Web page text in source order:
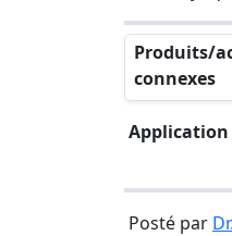
Produits/
connexes
Application
Posté par